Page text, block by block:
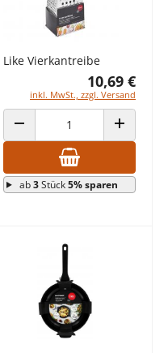
Like Vierkantreibe
10,69 €
inkl. MwSt., zzgl. Versand
ANZAHL VERRINGERN ANZAHL
ab3Stück5% sparen